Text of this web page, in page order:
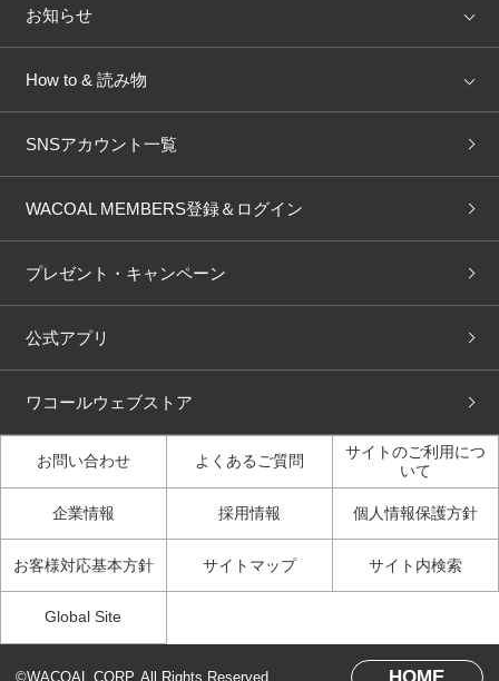
AMPHI une nana cool
OUR WACOAL
WACOAL Remamma Mens Innerwear
Licensed Brands
店舗を探す
ブラ無料診断
3Dボディスキャン
お知らせ
新着情報
商品回収
ニュース＆トピックス
How to & 読み物
下着の基礎知識
ブラパン ワコールスタイル
大人の工場見学inベトナム
人間科学研究開発センター見
学
ガイド（マンガ）
3Dボディスキャン体験（マ
SNSアカウント一覧
WACOAL MEMBERS登録＆ログイン
プレゼント・キャンペーン
公式アプリ
ワコールウェブストア
お問い合わせ よくあるご質問
サイトのご利用につ
いて
企業情報 採用情報 個人情報保護方針
お客様対応基本方針 サイトマップ サイト内検索
Global Site
©WACOAL CORP. All Rights Reserved.